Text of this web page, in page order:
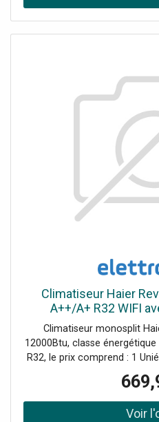
Climatiseur Haier
A++/A+ R32 WIFI
Climatiseur monosplit
12000Btu, classe
R32, le prix comprend : 1
AABF39E01) 1 Unité
AABF4ZE00) 1
montage Commande Wi-
distance du climatiseur. Ce